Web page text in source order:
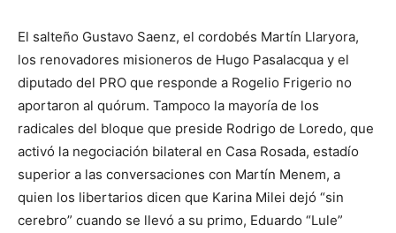
El salteño Gustavo Saenz, el cordobés Martín Llaryora,
los renovadores misioneros de Hugo Pasalacqua y el
diputado del PRO que responde a Rogelio Frigerio no
aportaron al quórum. Tampoco la mayoría de los
radicales del bloque que preside Rodrigo de Loredo, que
activó la negociación bilateral en Casa Rosada, estadío
superior a las conversaciones con Martín Menem, a
quien los libertarios dicen que Karina Milei dejó “sin
cerebro” cuando se llevó a su primo, Eduardo “Lule”